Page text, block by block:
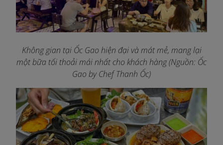
Không gian tại Ốc Gao hiện đại và mát mẻ, mang lại
một bữa tối thoải mái nhất cho khách hàng(Nguồn: Ốc
Gao by Chef Thanh Ốc)